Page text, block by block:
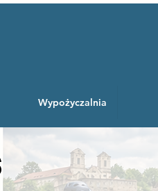
Wypożyczalnia